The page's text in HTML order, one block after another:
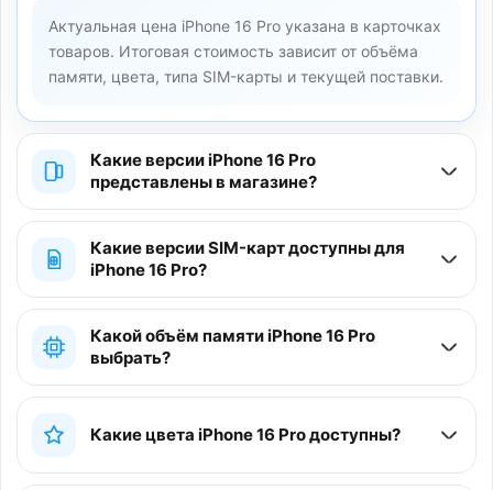
Актуальная цена iPhone 16 Pro указана в карточках
товаров. Итоговая стоимость зависит от объёма
памяти, цвета, типа SIM-карты и текущей поставки.
Какие версии iPhone 16 Pro
представлены в магазине?
Какие версии SIM-карт доступны для
iPhone 16 Pro?
Какой объём памяти iPhone 16 Pro
выбрать?
Какие цвета iPhone 16 Pro доступны?